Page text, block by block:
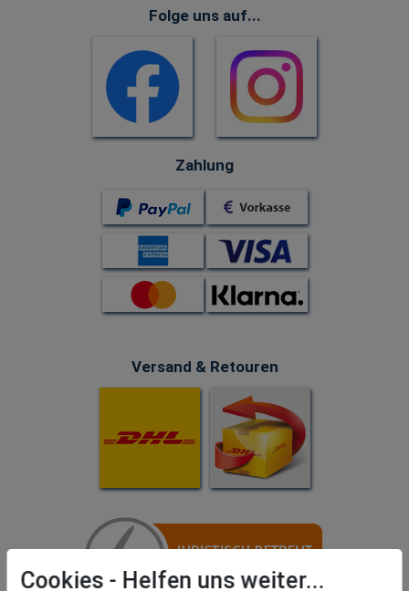
Folge uns auf...
Zahlung
Versand & Retouren
Cookies